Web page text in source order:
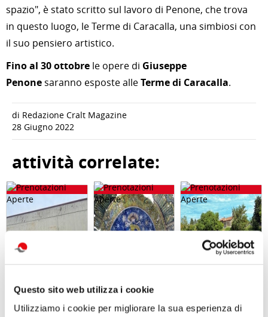
Questo sito web utilizza i cookie
Utilizziamo i cookie per migliorare la sua esperienza di
spazio", è stato scritto sul lavoro di Penone, che trova
in questo luogo, le Terme di Caracalla, una simbiosi con
il suo pensiero artistico.
Fino al 30 ottobre le opere di Giuseppe
Penonesaranno esposte alleTerme di Caracalla.
di Redazione Cralt Magazine
28 Giugno 2022
attività correlate: